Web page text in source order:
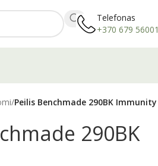
Telefonas
+370 679 56001
/Peilis Benchmade 290BK Immunity
290BK